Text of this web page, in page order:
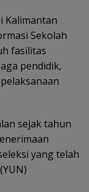
Kalimantan
Sekolah
fasilitas
pendidik,
sejak tahun
yang telah